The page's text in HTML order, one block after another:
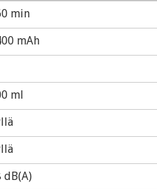
min
mAh
ml
dB(A)